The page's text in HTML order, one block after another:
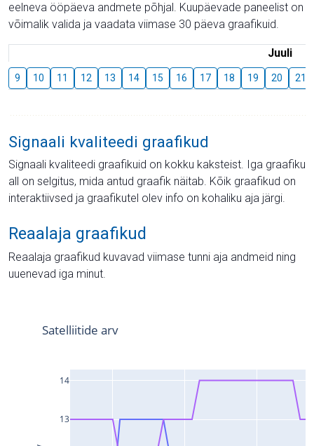
eelneva ööpäeva andmete põhjal. Kuupäevade paneelist on
võimalik valida ja vaadata viimase 30 päeva graafikuid.
Juuli
9 10 11 12 13 14 15 16 17 18 19 20 21
Signaali kvaliteedi graafikud
Signaali kvaliteedi graafikuid on kokku kaksteist. Iga graafiku
all on selgitus, mida antud graafik näitab. Kõik graafikud on
interaktiivsed ja graafikutel olev info on kohaliku aja järgi.
Reaalaja graafikud
Reaalaja graafikud kuvavad viimase tunni aja andmeid ning
uuenevad iga minut.